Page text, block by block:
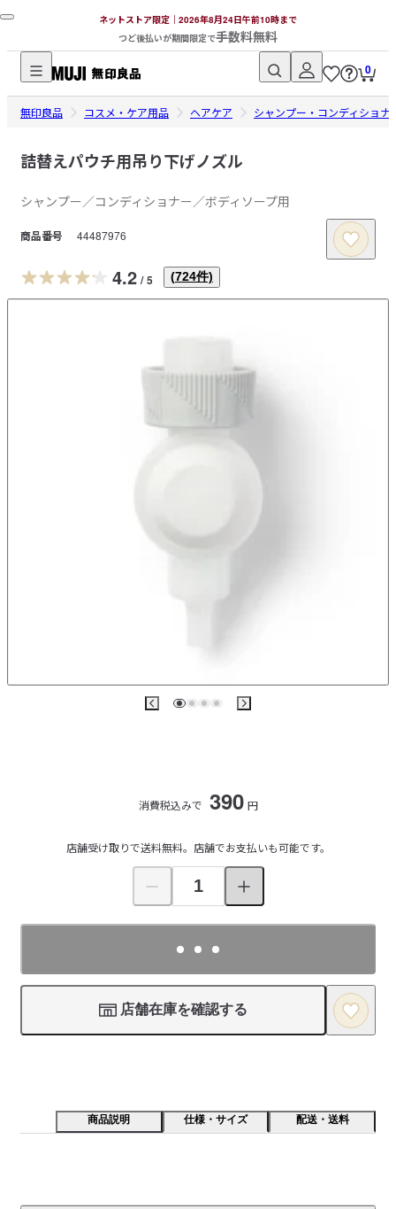
ネットストア限定｜2026年8月24日午前10時まで
つど後払いが期間限定で手数料無料
無
印
品
ッ
ス
ト
0
無印良品 コスメ・ケア用品 ヘアケア シャンプー・コンディショナ
詰替えパウチ用吊り下げノズル
シャンプー／コンディショナー／ボディソープ用
商品番号 44487976
4.2 / 5 (724件)
消費税込みで 390 円
店舗受け取りで送料無料。店舗でお支払いも可能です。
店舗在庫を確認する
商品説明 仕様・サイズ 配送・送料